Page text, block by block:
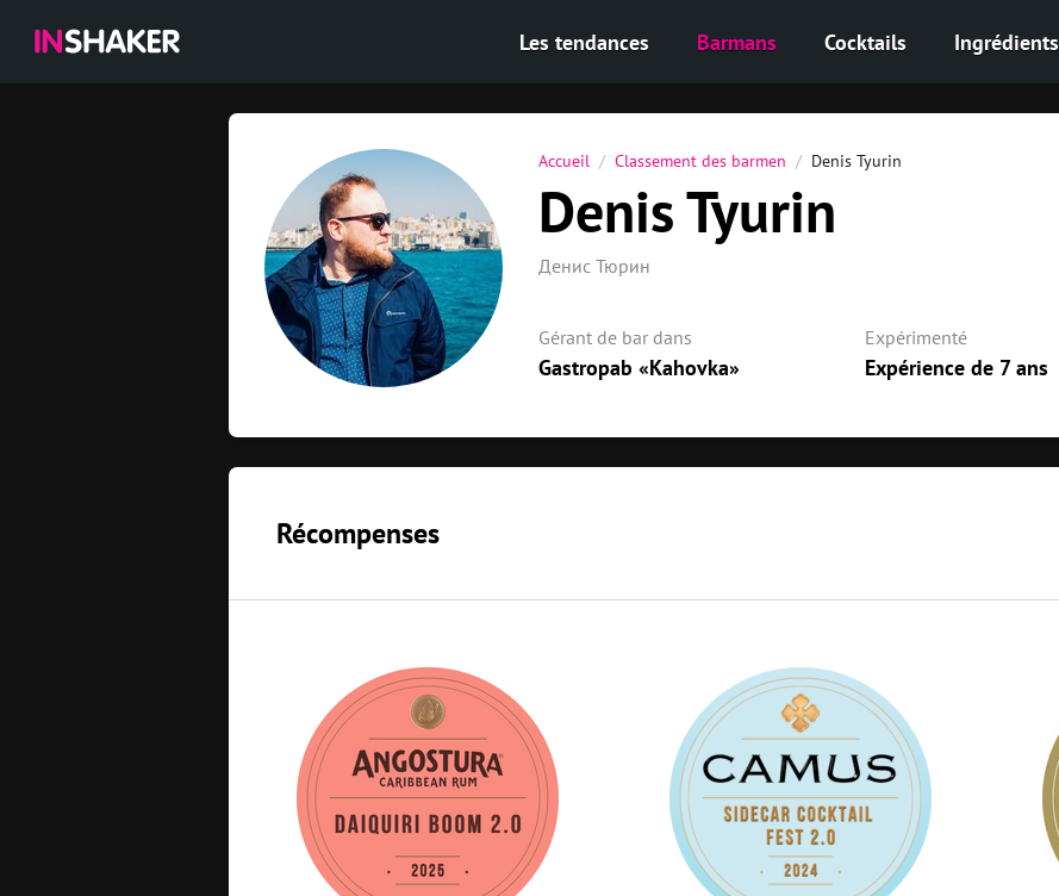
Les tendances Barmans Cocktails Ingrédients
Accueil Classement des barmen Denis Tyurin
Denis Tyurin
Денис Тюрин
Gérant de bar dans
Gastropab «Kahovka»
Expérimenté
Expérience de 7 ans
Récompenses